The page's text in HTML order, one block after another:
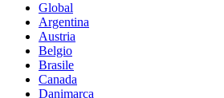
Global
Argentina
Austria
Belgio
Brasile
Canada
Danimarca